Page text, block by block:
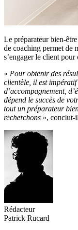
Le préparateur bien-
de coaching permet de
s’engager le client
« Pour obtenir des
clientèle, il est impératif
d’accompagnement,
dépend le succès de
tout un préparateur
recherchons », conclut-
Rédacteur
Patrick Rucard